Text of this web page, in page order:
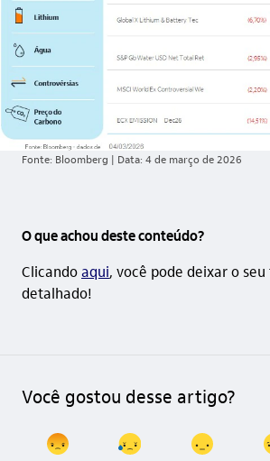
Fonte: Bloomberg | Data: 4 de março de 2026
O que achou deste conteúdo?
Clicandoaqui, você pode deixar o
detalhado!
Você gostou desse artigo?